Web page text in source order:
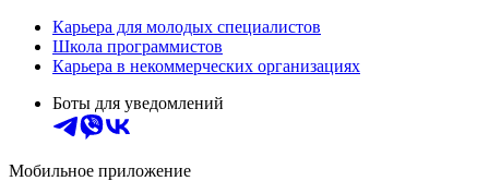
Карьера для молодых специалистов
Школа программистов
Карьера в некоммерческих организациях
Боты для уведомлений
Мобильное приложение